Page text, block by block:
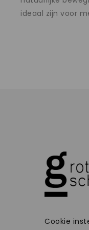
ideaal zijn voor
Cookie